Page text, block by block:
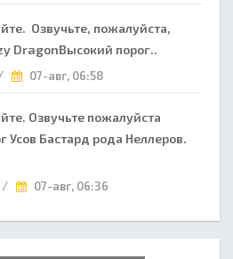
Озвучьте, пожалуйста,
DragonВысокий порог..
07-авг, 06:58
Озвучьте пожалуйста
Усов Бастард рода Неллеров.
/ 07-авг, 06:36